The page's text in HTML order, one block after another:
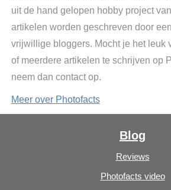
uit de hand gelopen hobby project
artikelen worden geschreven door
vrijwillige bloggers. Mocht je het leuk
of meerdere artikelen te schrijven op
neem dan contact op.
Meer over Photofacts
Blog
Reviews
Photofacts video